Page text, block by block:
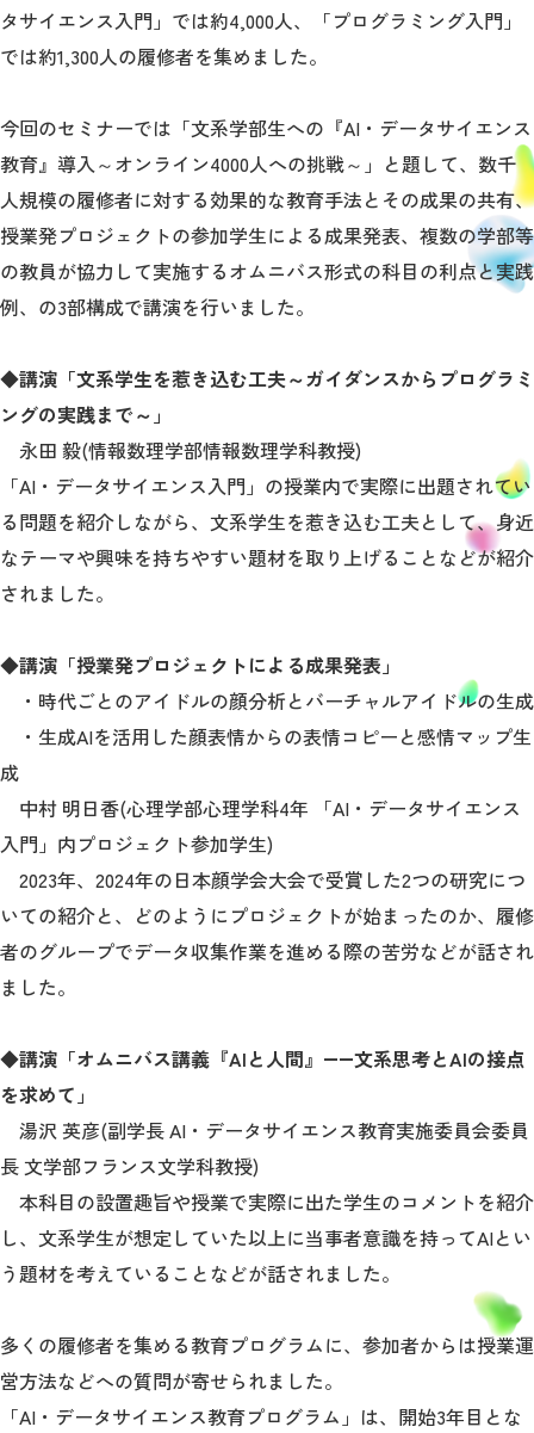
タサイエンス入門」では約4,000人、「プログラミング入門」
では約1,300人の履修者を集めました。
今回のセミナーでは「文系学部生への『AI・データサイエンス
教育』導入～オンライン4000人への挑戦～」と題して、数千
人規模の履修者に対する効果的な教育手法とその成果の共有、
授業発プロジェクトの参加学生による成果発表、複数の学部等
の教員が協力して実施するオムニバス形式の科目の利点と実践
例、の3部構成で講演を行いました。
◆講演「文系学生を惹き込む工夫～ガイダンスからプログラミ
ングの実践まで～」
永田 毅(情報数理学部情報数理学科教授)
「AI・データサイエンス入門」の授業内で実際に出題されてい
る問題を紹介しながら、文系学生を惹き込む工夫として、身近
なテーマや興味を持ちやすい題材を取り上げることなどが紹介
されました。
◆講演「授業発プロジェクトによる成果発表」
・時代ごとのアイドルの顔分析とバーチャルアイドルの生成
・生成AIを活用した顔表情からの表情コピーと感情マップ生
成
中村 明日香(心理学部心理学科4年 「AI・データサイエンス
入門」内プロジェクト参加学生)
2023年、2024年の日本顔学会大会で受賞した2つの研究につ
いての紹介と、どのようにプロジェクトが始まったのか、履修
者のグループでデータ収集作業を進める際の苦労などが話され
ました。
◆講演「オムニバス講義『AIと人間』――文系思考とAIの接点
を求めて」
湯沢 英彦(副学長 AI・データサイエンス教育実施委員会委員
長 文学部フランス文学科教授)
本科目の設置趣旨や授業で実際に出た学生のコメントを紹介
し、文系学生が想定していた以上に当事者意識を持ってAIとい
う題材を考えていることなどが話されました。
多くの履修者を集める教育プログラムに、参加者からは授業運
営方法などへの質問が寄せられました。
「AI・データサイエンス教育プログラム」は、開始3年目とな